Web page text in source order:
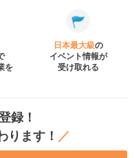
を
日本最大級の
イベント情報が
受け取れる
録！
ります！ ／